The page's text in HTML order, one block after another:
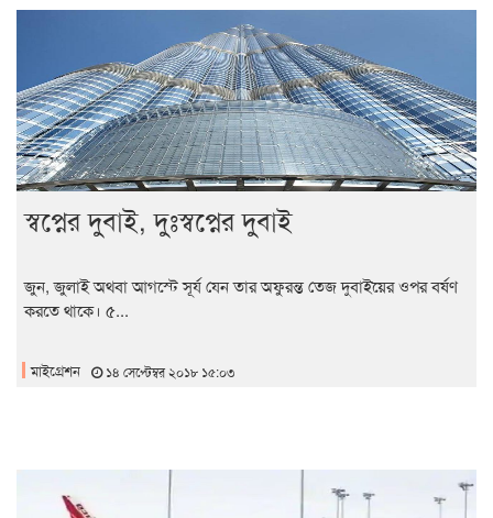
স্বপ্নের দুবাই, দুঃস্বপ্নের দুবাই
জুন, জুলাই অথবা আগস্টে সূর্য যেন তার অফুরন্ত তেজ দুবাইয়ের ওপর বর্ষণ
করতে থাকে। ৫...
মাইগ্রেশন ১৪ সেপ্টেম্বর ২০১৮ ১৫:০৩